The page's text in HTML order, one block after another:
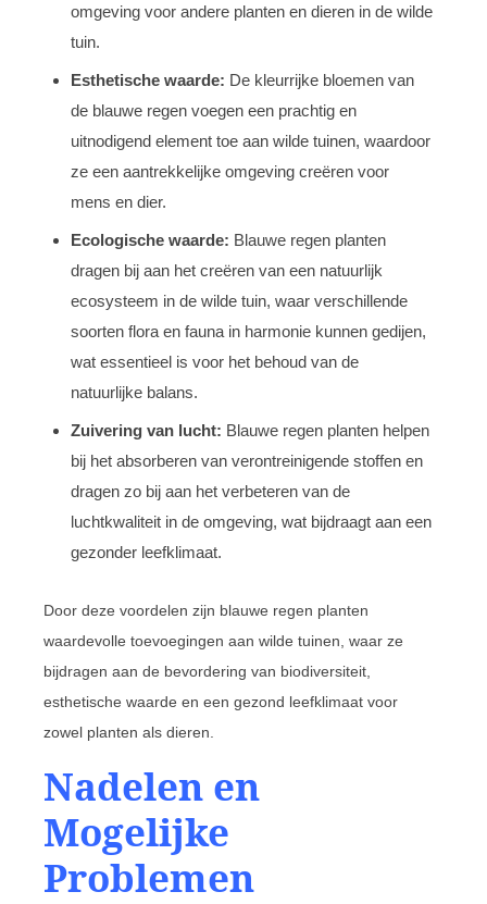
omgeving voor andere planten en dieren in de wilde
tuin.
Esthetische waarde: De kleurrijke bloemen van
de blauwe regen voegen een prachtig en
uitnodigend element toe aan wilde tuinen, waardoor
ze een aantrekkelijke omgeving creëren voor
mens en dier.
Ecologische waarde: Blauwe regen planten
dragen bij aan het creëren van een natuurlijk
ecosysteem in de wilde tuin, waar verschillende
soorten flora en fauna in harmonie kunnen gedijen,
wat essentieel is voor het behoud van de
natuurlijke balans.
Zuivering van lucht: Blauwe regen planten helpen
bij het absorberen van verontreinigende stoffen en
dragen zo bij aan het verbeteren van de
luchtkwaliteit in de omgeving, wat bijdraagt aan een
gezonder leefklimaat.
Door deze voordelen zijn blauwe regen planten
waardevolle toevoegingen aan wilde tuinen, waar ze
bijdragen aan de bevordering van biodiversiteit,
esthetische waarde en een gezond leefklimaat voor
zowel planten als dieren.
Nadelen en
Mogelijke
Problemen